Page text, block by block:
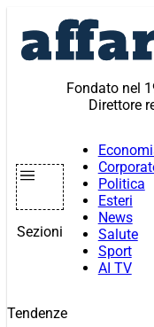
contenuto
Fondato nel
Direttore
Sezioni
Politica
Esteri
News
Salute
Sport
AI TV
Tendenze